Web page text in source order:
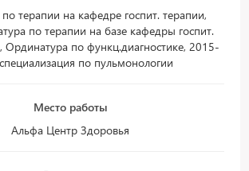
терапии на кафедре госпит. терапии,
по терапии на базе кафедры госпит.
по функц.диагностике, 2015-
по пульмонологии
Место работы
Альфа Центр Здоровья